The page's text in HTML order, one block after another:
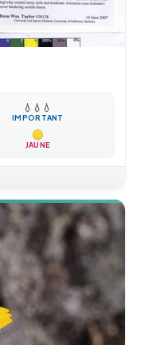
💧 💧 💧
IMPORTANT
JAUNE